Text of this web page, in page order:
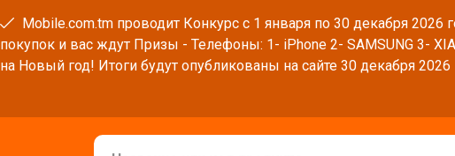
Mobile.com.tm проводит Конкурс с 1 января по 30 декабря 2026
покупок и вас ждут Призы - Телефоны: 1- iPhone 2- SAMSUNG 3-
на Новый год! Итоги будут опубликованы на сайте 30 декабря 2026